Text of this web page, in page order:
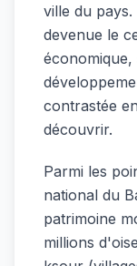
ville du pays.
devenue le
contrastée
découvrir.
Parmi les
national du
patrimoine
millions